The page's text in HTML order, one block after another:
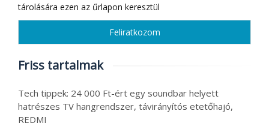
tárolására ezen az űrlapon keresztül
Friss tartalmak
Tech tippek: 24 000 Ft-ért egy soundbar helyett
hatrészes TV hangrendszer, távirányítós etetőhajó,
REDMI